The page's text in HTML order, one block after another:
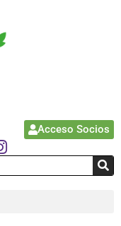
Acceso Socios